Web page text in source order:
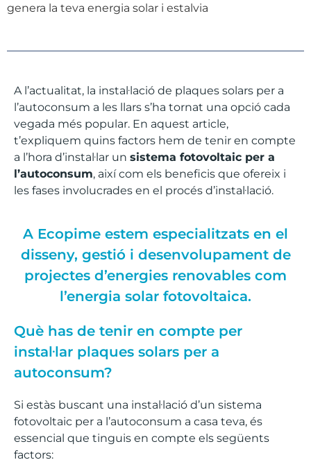
genera la teva energia solar i estalvia
A l’actualitat, la instal·lació de plaques solars per a
l’autoconsum a les llars s’ha tornat una opció cada
vegada més popular. En aquest article,
t’expliquem quins factors hem de tenir en compte
a l’hora d’instal·lar un sistema fotovoltaic per a
l’autoconsum, així com els beneficis que ofereix i
les fases involucrades en el procés d’instal·lació.
A Ecopime estem especialitzats en el
disseny, gestió i desenvolupament de
projectes d’energies renovables com
l’energia solar fotovoltaica.
Què has de tenir en compte per
instal·lar plaques solars per a
autoconsum?
Si estàs buscant una instal·lació d’un sistema
fotovoltaic per a l’autoconsum a casa teva, és
essencial que tinguis en compte els següents
factors: